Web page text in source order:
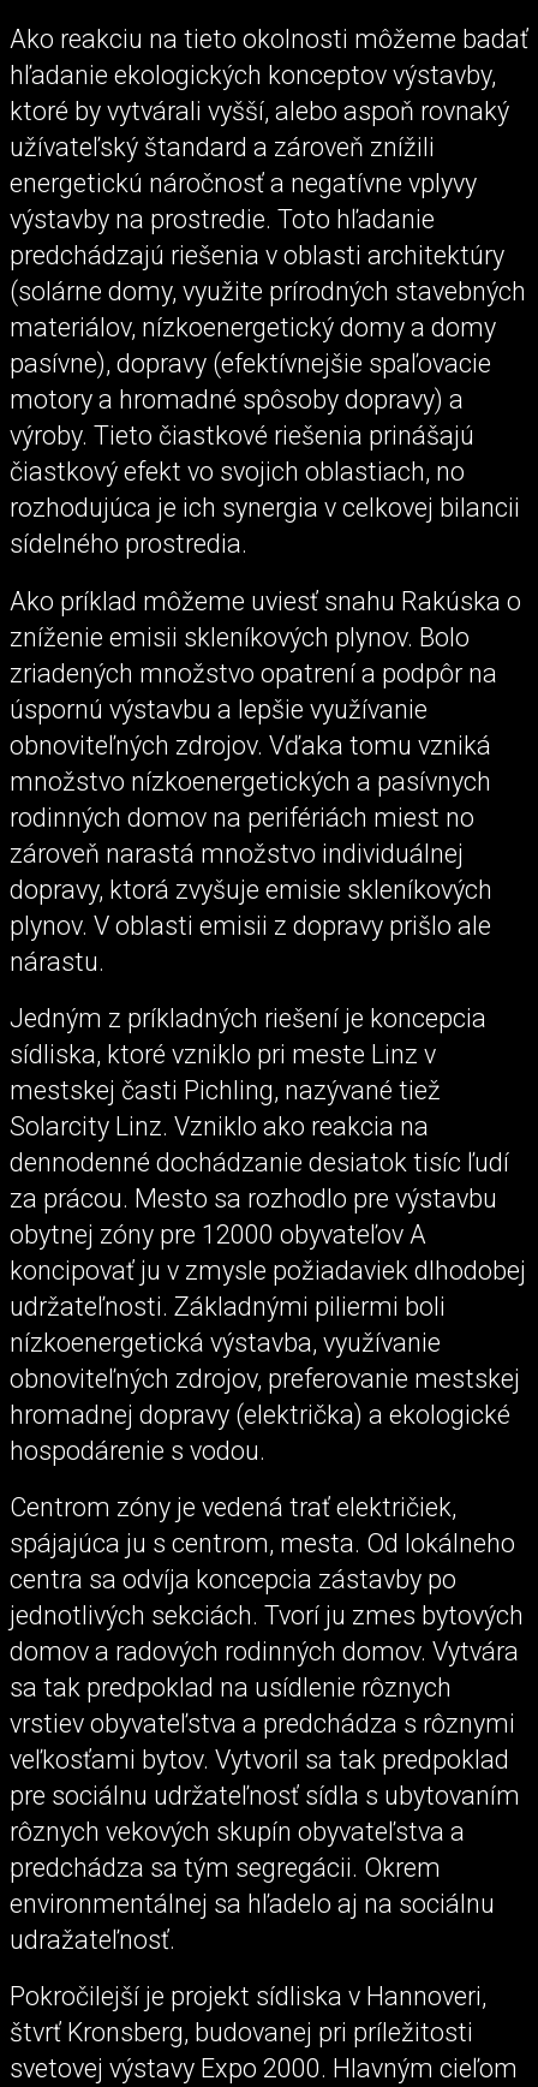
Ako reakciu na tieto okolnosti môžeme badať
hľadanie ekologických konceptov výstavby,
ktoré by vytvárali vyšší, alebo aspoň rovnaký
užívateľský štandard a zároveň znížili
energetickú náročnosť a negatívne vplyvy
výstavby na prostredie. Toto hľadanie
predchádzajú riešenia v oblasti architektúry
(solárne domy, využite prírodných stavebných
materiálov, nízkoenergetický domy a domy
pasívne), dopravy (efektívnejšie spaľovacie
motory a hromadné spôsoby dopravy) a
výroby. Tieto čiastkové riešenia prinášajú
čiastkový efekt vo svojich oblastiach, no
rozhodujúca je ich synergia v celkovej bilancii
sídelného prostredia.
Ako príklad môžeme uviesť snahu Rakúska o
zníženie emisii skleníkových plynov. Bolo
zriadených množstvo opatrení a podpôr na
úspornú výstavbu a lepšie využívanie
obnoviteľných zdrojov. Vďaka tomu vzniká
množstvo nízkoenergetických a pasívnych
rodinných domov na perifériách miest no
zároveň narastá množstvo individuálnej
dopravy, ktorá zvyšuje emisie skleníkových
plynov. V oblasti emisii z dopravy prišlo ale
nárastu.
Jedným z príkladných riešení je koncepcia
sídliska, ktoré vzniklo pri meste Linz v
mestskej časti Pichling, nazývané tiež
Solarcity Linz. Vzniklo ako reakcia na
dennodenné dochádzanie desiatok tisíc ľudí
za prácou. Mesto sa rozhodlo pre výstavbu
obytnej zóny pre 12000 obyvateľov A
koncipovať ju v zmysle požiadaviek dlhodobej
udržateľnosti. Základnými piliermi boli
nízkoenergetická výstavba, využívanie
obnoviteľných zdrojov, preferovanie mestskej
hromadnej dopravy (električka) a ekologické
hospodárenie s vodou.
Centrom zóny je vedená trať električiek,
spájajúca ju s centrom, mesta. Od lokálneho
centra sa odvíja koncepcia zástavby po
jednotlivých sekciách. Tvorí ju zmes bytových
domov a radových rodinných domov. Vytvára
sa tak predpoklad na usídlenie rôznych
vrstiev obyvateľstva a predchádza s rôznymi
veľkosťami bytov. Vytvoril sa tak predpoklad
pre sociálnu udržateľnosť sídla s ubytovaním
rôznych vekových skupín obyvateľstva a
predchádza sa tým segregácii. Okrem
environmentálnej sa hľadelo aj na sociálnu
udražateľnosť.
Pokročilejší je projekt sídliska v Hannoveri,
štvrť Kronsberg, budovanej pri príležitosti
svetovej výstavy Expo 2000. Hlavným cieľom